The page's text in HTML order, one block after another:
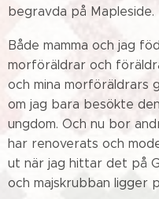
begravda på Mapleside.
Både mamma och jag
morföräldrar och
och mina morföräldrars
om jag bara besökte
ungdom. Och nu bor
har renoverats och
ut när jag hittar det på
och majskrubban ligger